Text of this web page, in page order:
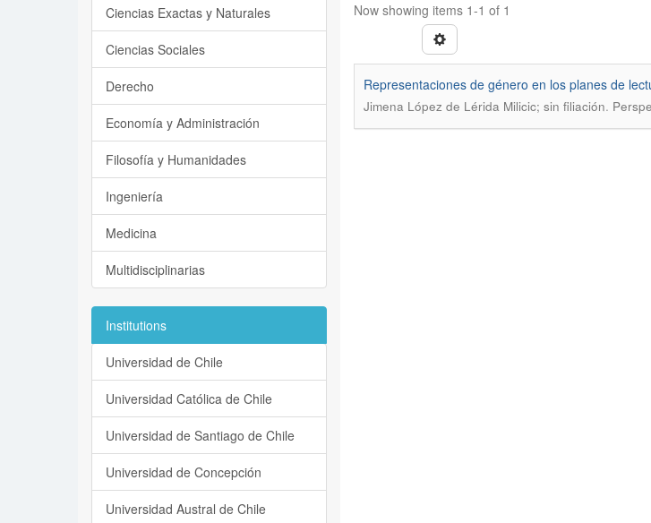
Now showing items 1-1 of 1
Representaciones de género en los planes de
Jimena López de Lérida Milicic; sin filiación.
Ciencias Exactas y Naturales
Ciencias Sociales
Derecho
Economía y Administración
Filosofía y Humanidades
Ingeniería
Medicina
Multidisciplinarias
Institutions
Universidad de Chile
Universidad Católica de Chile
Universidad de Santiago de Chile
Universidad de Concepción
Universidad Austral de Chile